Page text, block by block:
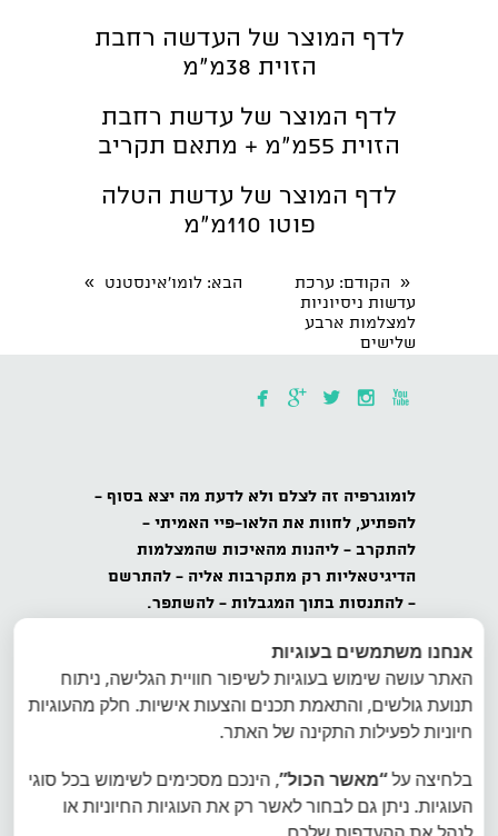
לדף המוצר של העדשה רחבת
הזוית 38מ"מ
לדף המוצר של עדשת רחבת
הזוית 55מ"מ + מתאם תקריב
לדף המוצר של עדשת הטלה
פוטו 110מ"מ
« הקודם: ערכת
עדשות ניסיוניות
למצלמות ארבע
שלישים
הבא: לומו'אינסטנט »
    
לומוגרפיה זה לצלם ולא לדעת מה יצא בסוף -
להפתיע, לחוות את הלאו-פיי האמיתי -
להתקרב - ליהנות מהאיכות שהמצלמות
הדיגיטאליות רק מתקרבות אליה - להתרשם
- להתנסות בתוך המגבלות - להשתפר.
כל הזכויות שמורות לאינטרפוטו, לומוגרפיה
ישראל, ט.ל.ח.
הצטרפו למועדון הלומוגרפים בישראל - הרשמה
אתר היבואן הרשמי של לומוגרפיה אינטרפוטו
פיתוח תמונות פיתוח סרטי צילום
אנחנו משתמשים בעוגיות
האתר עושה שימוש בעוגיות לשיפור חוויית הגלישה, ניתוח
תנועת גולשים, והתאמת תכנים והצעות אישיות. חלק מהעוגיות
חיוניות לפעילות התקינה של האתר.
בלחיצה על“מאשר הכול”, הינכם מסכימים לשימוש בכל סוגי
העוגיות. ניתן גם לבחור לאשר רק את העוגיות החיוניות או